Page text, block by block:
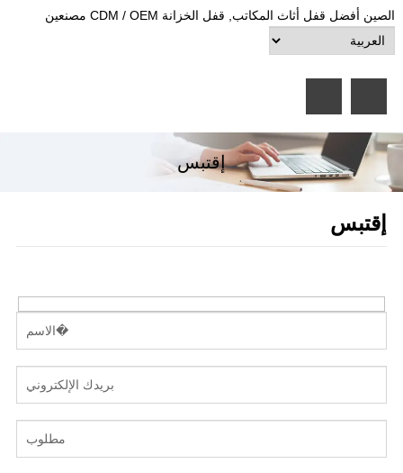
الصين أفضل قفل أثاث المكاتب, قفل الخزانة CDM / OEM مصنعين
إقتبس
إقتبس